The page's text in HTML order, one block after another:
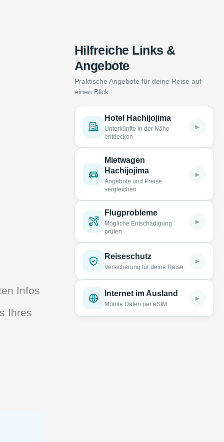
Infos
Ihres
Hilfreiche Links &
Angebote
Praktische Angebote für deine Reise auf
einen Blick.
Hotel Hachijojima
Unterkünfte in der Nähe
entdecken
►
Mietwagen
Hachijojima
Angebote und Preise
vergleichen
►
Flugprobleme
Mögliche Entschädigung
prüfen
►
Reiseschutz
Versicherung für deine Reise
►
Internet im Ausland
Mobile Daten per eSIM
►